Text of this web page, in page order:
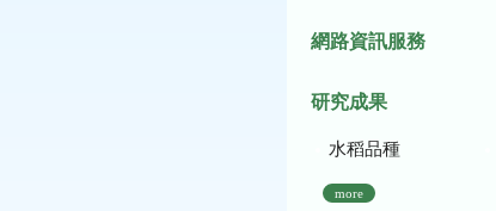
網路資訊服務
研究成果
水稻品種
more